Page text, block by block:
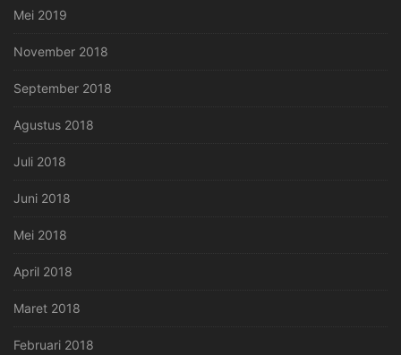
Mei 2019
November 2018
September 2018
Agustus 2018
Juli 2018
Juni 2018
Mei 2018
April 2018
Maret 2018
Februari 2018